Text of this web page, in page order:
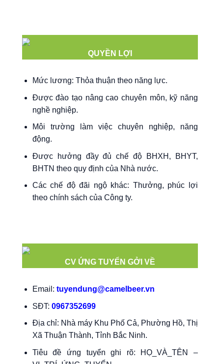
QUYỀN LỢI
Mức lương: Thỏa thuận theo năng lực.
Được đào tạo nâng cao chuyên môn, kỹ năng
nghề nghiệp.
Môi trường làm việc chuyên nghiệp, năng
động.
Được hưởng đầy đủ chế độ BHXH, BHYT,
BHTN theo quy định của Nhà nước.
Các chế độ đãi ngộ khác: Thưởng, phúc lợi
theo chính sách của Công ty.
CV ỨNG TUYỂN GỞI VỀ
Email: tuyendung@camelbeer.vn
SĐT: 0967352699
Địa chỉ: Nhà máy Khu Phố Cả, Phường Hồ, Thị
Xã Thuận Thành, Tỉnh Bắc Ninh.
Tiêu đề ứng tuyển ghi rõ: HỌ_VÀ_TÊN –